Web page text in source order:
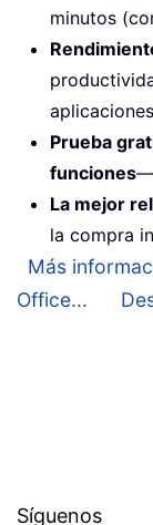
minutos
Prueba
funciones—
La mejor
la compra
Más
Office...
Síguenos